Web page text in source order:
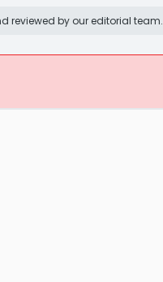
reviewed by our editorial team.